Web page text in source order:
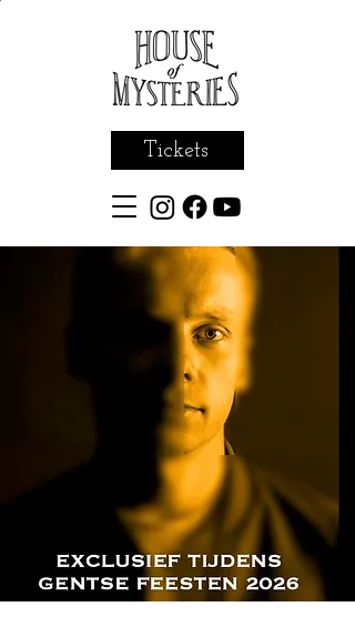
Tickets